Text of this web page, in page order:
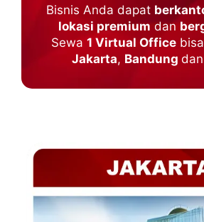
Bisnis Anda dapat
lokasi premium dan
Sewa 1 Virtual Officebisa
Jakarta, Bandung dan